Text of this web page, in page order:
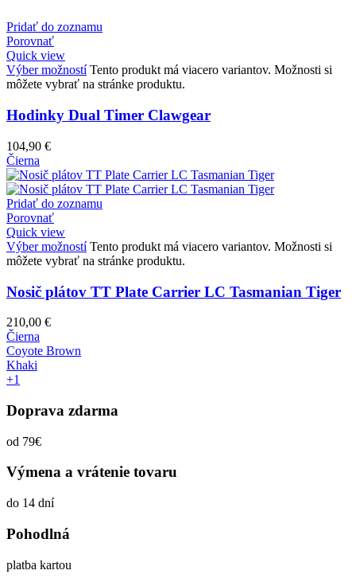
Pridať do zoznamu
Porovnať
Quick view
Výber možností Tento produkt má viacero variantov. Možnosti si
môžete vybrať na stránke produktu.
Hodinky Dual Timer Clawgear
104,90 €
Čierna
Pridať do zoznamu
Porovnať
Quick view
Výber možností Tento produkt má viacero variantov. Možnosti si
môžete vybrať na stránke produktu.
Nosič plátov TT Plate Carrier LC Tasmanian Tiger
210,00 €
Čierna
Coyote Brown
Khaki
+1
Doprava zdarma
od 79€
Výmena a vrátenie tovaru
do 14 dní
Pohodlná
platba kartou